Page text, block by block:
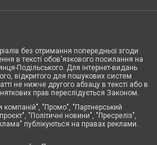
без отримання попередньої згоди
в тексті обов'язкового посилання на
Подільського. Для інтернет-видань
відкритого для пошукових систем
не нижче другого абзацу в тексті або в
прав переслідується Законом.
"Промо", "Партнерський
"Політичні новини", "Пресреліз",
публікуються на правах реклами.